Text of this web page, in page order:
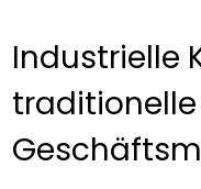
Industrielle
traditionelle